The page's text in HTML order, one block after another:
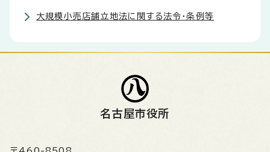
大規模小売店舗立地法に関する法令・条例等
名古屋市役所